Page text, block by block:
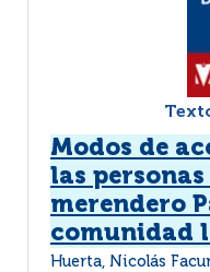
Modos de
las
merendero
comunidad
Huerta, Nicolás